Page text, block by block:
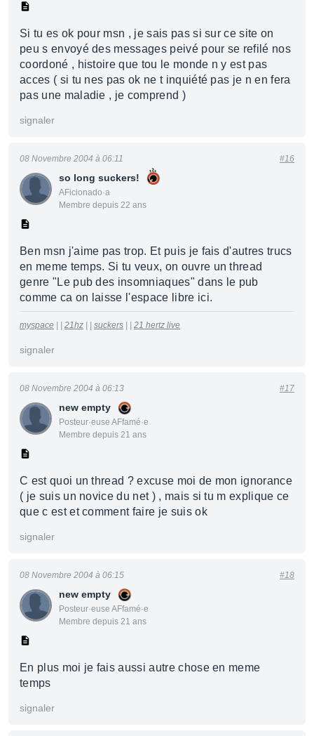
Si tu es ok pour msn , je sais pas si sur ce site on
peu s envoyé des messages peivé pour se refilé nos
coordoné , histoire que tou le monde n y est pas
acces ( si tu nes pas ok ne t inquiété pas je n en fera
pas une maladie , je comprend )
signaler
so long suckers!
AFicionado·a
Membre depuis 22 ans
08 Novembre 2004 à 06:11 #16
Ben msn j'aime pas trop. Et puis je fais d'autres trucs
en meme temps. Si tu veux, on ouvre un thread
genre "Le pub des insomniaques" dans le pub
comme ca on laisse l'espace libre ici.
myspace 21hz suckers 21 hertz live
signaler
new empty
Posteur·euse AFfamé·e
Membre depuis 21 ans
08 Novembre 2004 à 06:13 #17
C est quoi un thread ? excuse moi de mon ignorance
( je suis un novice du net ) , mais si tu m explique ce
que c est et comment faire je suis ok
signaler
new empty
Posteur·euse AFfamé·e
Membre depuis 21 ans
08 Novembre 2004 à 06:15 #18
En plus moi je fais aussi autre chose en meme
temps
signaler